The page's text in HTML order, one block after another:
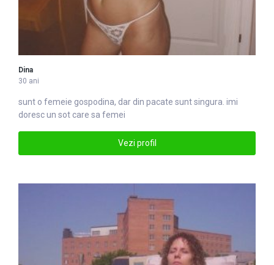
Dina
30 ani
sunt o femeie gospodina, dar din pacate sunt singura. imi
doresc un sot care sa femei
Vezi profil